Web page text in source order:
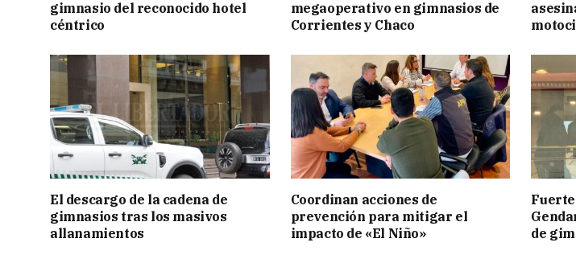
gimnasio del reconocido hotel
céntrico
megaoperativo en gimnasios de
Corrientes y Chaco
El descargo de la cadena de
gimnasios tras los masivos
allanamientos
Coordinan acciones de
prevención para mitigar el
impacto de «El Niño»
de